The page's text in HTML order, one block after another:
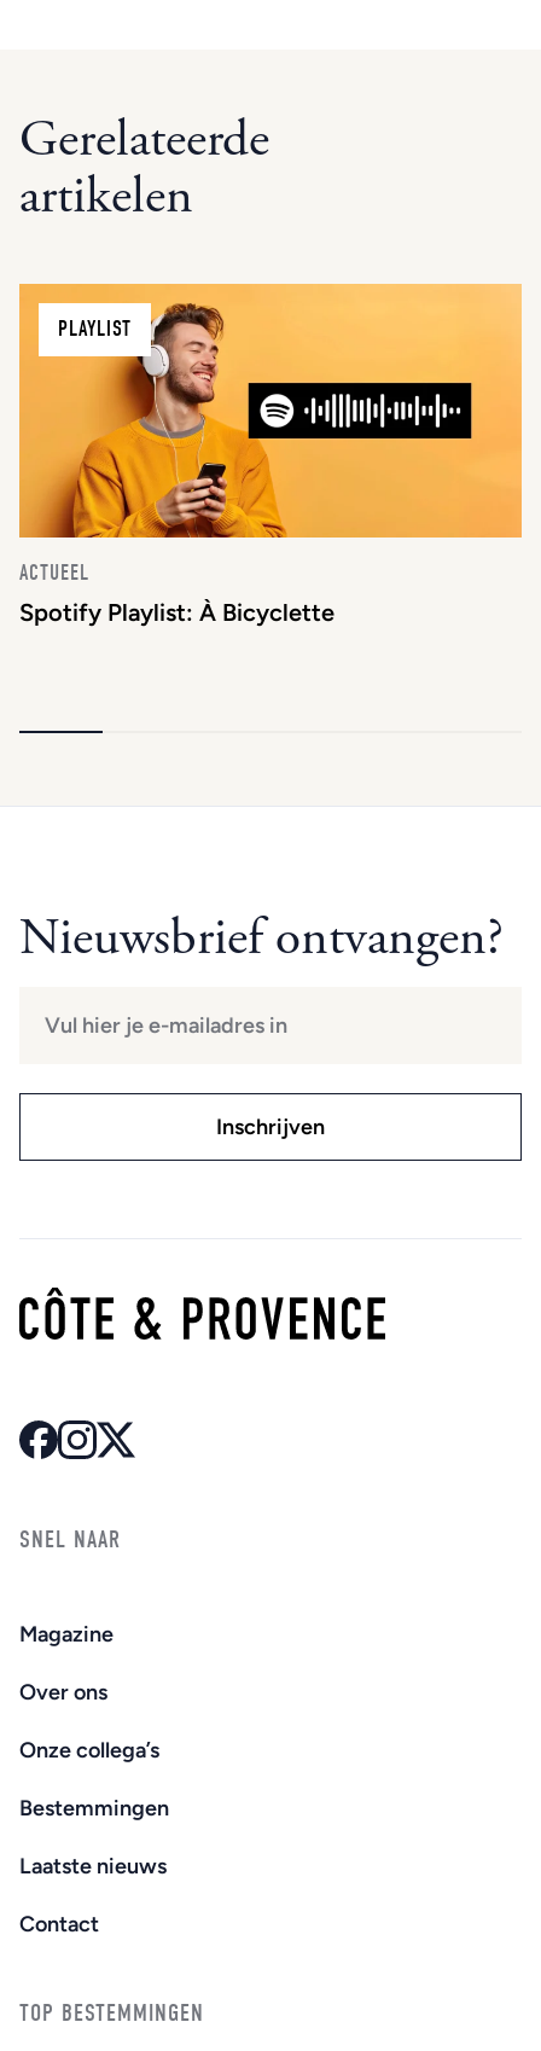
Gerelateerde
artikelen
PLAYLIST
ACTUEEL
Spotify Playlist: À Bicyclette
Nieuwsbrief ontvangen?
SNEL NAAR
Magazine
Over ons
Onze collega’s
Bestemmingen
Laatste nieuws
Contact
TOP BESTEMMINGEN